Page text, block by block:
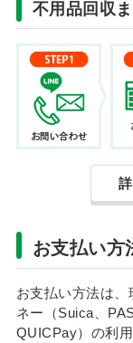
不用品回収
お支払い方
お支払い方法は
ネー（Suica、
QUICPay）の利用